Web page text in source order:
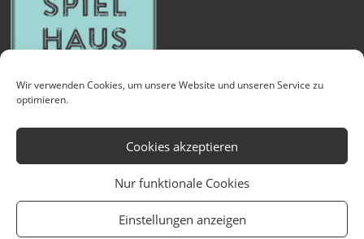
Wir verwenden Cookies, um unsere Website und unseren Service zu
optimieren.
Cookies akzeptieren
Nur funktionale Cookies
Einstellungen anzeigen
Kontakt Newsletter Datenschutzerklärung Impressum